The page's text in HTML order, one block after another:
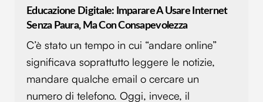
Educazione Digitale: Imparare A Usare Internet
Senza Paura, Ma Con Consapevolezza
C’è stato un tempo in cui “andare online”
significava soprattutto leggere le notizie,
mandare qualche email o cercare un
numero di telefono. Oggi, invece, il